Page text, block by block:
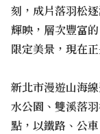
刻，成片落羽松
輝映，層次豐富
限定美景，現在
新北市漫遊山海
水公園、雙溪落
點，以鐵路、公